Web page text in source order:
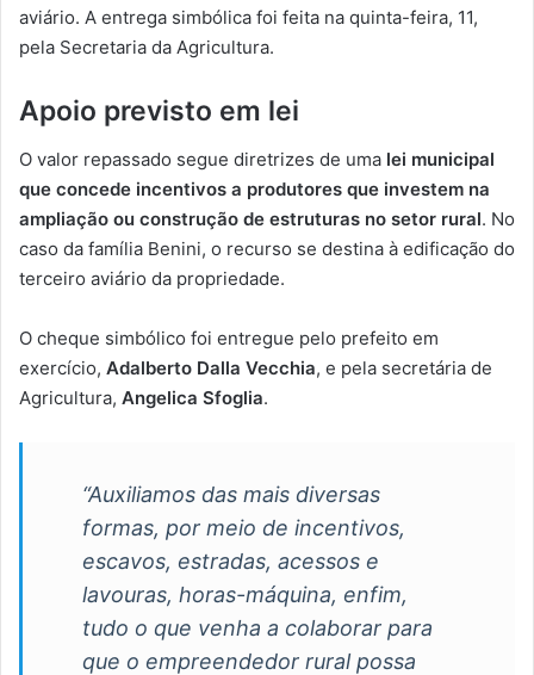
aviário. A entrega simbólica foi feita na quinta-feira, 11,
pela Secretaria da Agricultura.
Apoio previsto em lei
O valor repassado segue diretrizes de uma lei municipal
que concede incentivos a produtores que investem na
ampliação ou construção de estruturas no setor rural. No
caso da família Benini, o recurso se destina à edificação do
terceiro aviário da propriedade.
O cheque simbólico foi entregue pelo prefeito em
exercício, Adalberto Dalla Vecchia, e pela secretária de
Agricultura, Angelica Sfoglia.
“Auxiliamos das mais diversas
formas, por meio de incentivos,
escavos, estradas, acessos e
lavouras, horas-máquina, enfim,
tudo o que venha a colaborar para
que o empreendedor rural possa